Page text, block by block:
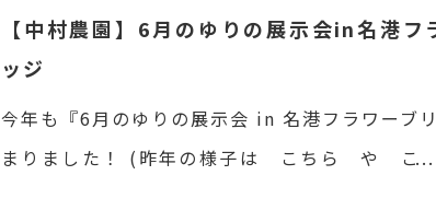
【中村農園】6月のゆりの展示会in名港フ
ッジ
今年も『6月のゆりの展示会 in 名港フラワーブ
まりました！ (昨年の様子は こちら や こ